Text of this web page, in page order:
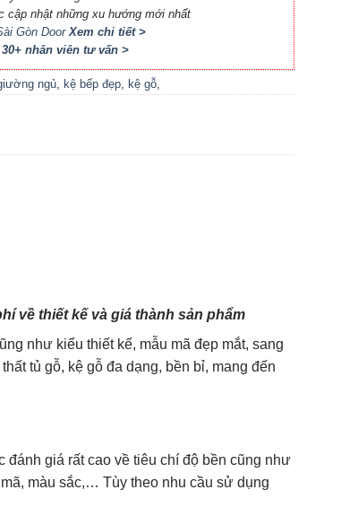
cập nhật những xu hướng mới nhất
Gòn DoorXem chi tiết >
30+ nhân viên tư vấn >
ngủ, kệ bếp đẹp, kệ gỗ,
về thiết kế và giá thành sản phẩm
như kiểu thiết kế, mẫu mã đẹp mắt, sang
tủ gỗ, kệ gỗ đa dạng, bền bỉ, mang đến
giá rất cao về tiêu chí độ bền cũng như
màu sắc,… Tùy theo nhu cầu sử dụng